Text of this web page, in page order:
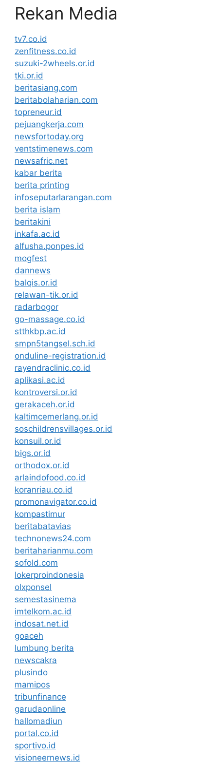
Rekan Media
tv7.co.id
zenfitness.co.id
suzuki-2wheels.or.id
tki.or.id
beritasiang.com
beritabolaharian.com
topreneur.id
pejuangkerja.com
newsfortoday.org
ventstimenews.com
newsafric.net
kabar berita
berita printing
infoseputarlarangan.com
berita islam
beritakini
inkafa.ac.id
alfusha.ponpes.id
mogfest
dannews
balqis.or.id
relawan-tik.or.id
radarbogor
go-massage.co.id
stthkbp.ac.id
smpn5tangsel.sch.id
onduline-registration.id
rayendraclinic.co.id
aplikasi.ac.id
kontroversi.or.id
gerakaceh.or.id
kaltimcemerlang.or.id
soschildrensvillages.or.id
konsuil.or.id
bigs.or.id
orthodox.or.id
arlaindofood.co.id
koranriau.co.id
promonavigator.co.id
kompastimur
beritabatavias
technonews24.com
beritaharianmu.com
sofold.com
lokerproindonesia
olxponsel
semestasinema
imtelkom.ac.id
indosat.net.id
goaceh
lumbung berita
newscakra
plusindo
mamipos
tribunfinance
garudaonline
hallomadiun
portal.co.id
sportivo.id
visioneernews.id